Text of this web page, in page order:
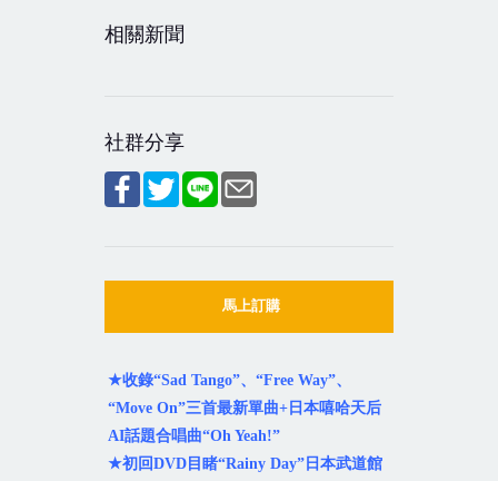
相關新聞
社群分享
馬上訂購
★收錄“Sad Tango”、 “Free Way”、
“Move On”三首最新單曲+日本嘻哈天后
AI話題合唱曲“Oh Yeah!”
★初回DVD目睹“Rainy Day”日本武道館